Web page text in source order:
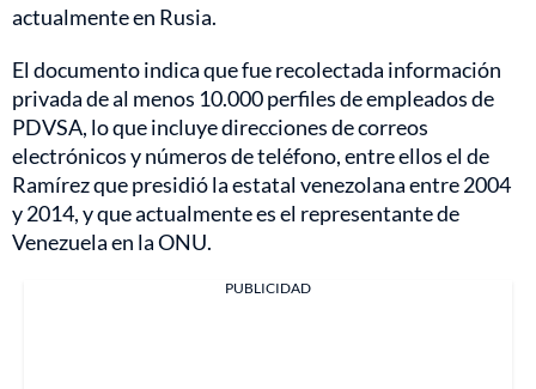
actualmente en Rusia.
El documento indica que fue recolectada información
privada de al menos 10.000 perfiles de empleados de
PDVSA, lo que incluye direcciones de correos
electrónicos y números de teléfono, entre ellos el de
Ramírez que presidió la estatal venezolana entre 2004
y 2014, y que actualmente es el representante de
Venezuela en la ONU.
PUBLICIDAD